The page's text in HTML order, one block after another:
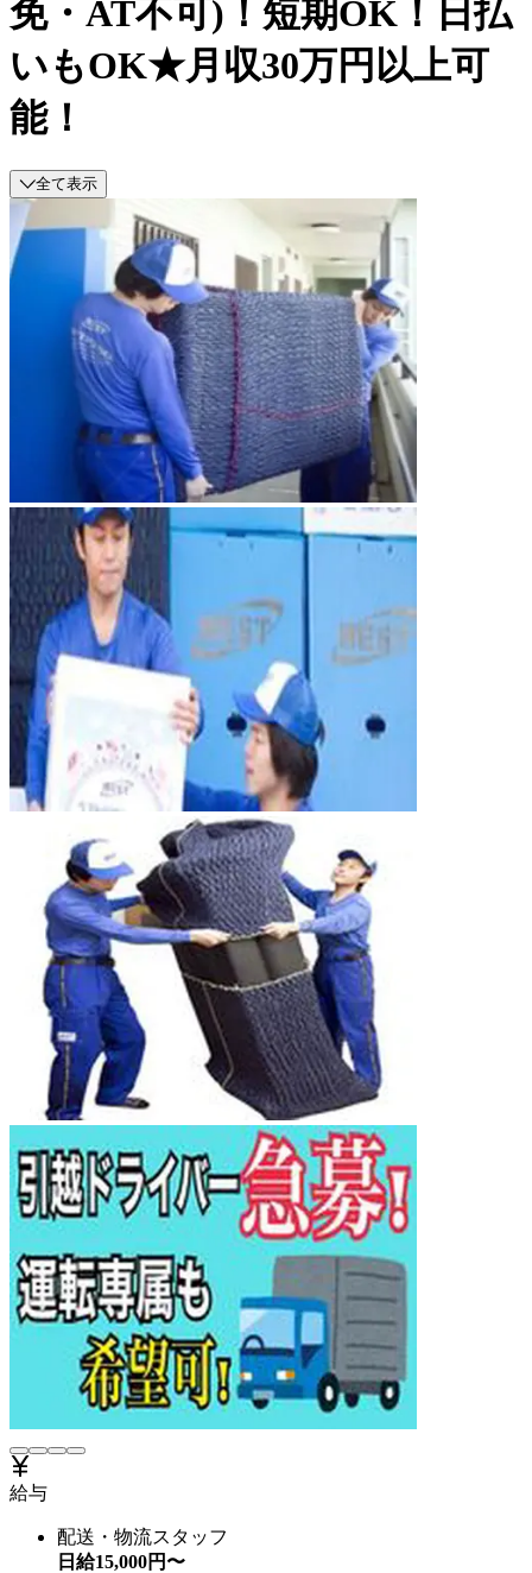
免・AT不可)！短期OK！日払
いもOK★月収30万円以上可
能！
全て表示
給与
配送・物流スタッフ
日給15,000円〜